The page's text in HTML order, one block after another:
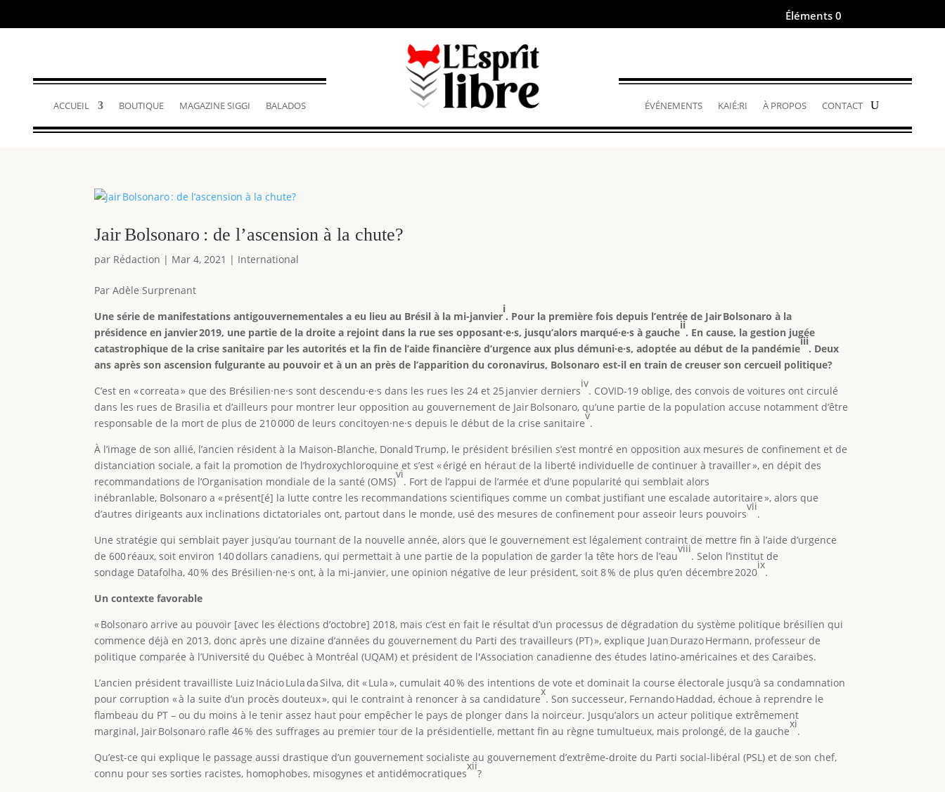
Éléments 0
ACCUEIL BOUTIQUE MAGAZINE SIGGI BALADOS ÉVÉNEMENTS KAIÉ:RI À PROPOS CONTACT
Jair Bolsonaro : de l’ascension à la chute?
par Rédaction | Mar 4, 2021 | International
Par Adèle Surprenant
Une série de manifestations antigouvernementales a eu lieu au Brésil à la mi-janvier
i
. Pour la première fois depuis l’entrée de Jair Bolsonaro à la
présidence en janvier 2019, une partie de la droite a rejoint dans la rue ses opposant·e·s, jusqu’alors marqué·e·s à gauche
ii
. En cause, la gestion jugée
catastrophique de la crise sanitaire par les autorités et la fin de l’aide financière d’urgence aux plus démuni·e·s, adoptée au début de la pandémie
iii
. Deux
ans après son ascension fulgurante au pouvoir et à un an près de l’apparition du coronavirus, Bolsonaro est-il en train de creuser son cercueil politique?
C’est en « correata » que des Brésilien·ne·s sont descendu·e·s dans les rues les 24 et 25 janvier derniers
iv
. COVID-19 oblige, des convois de voitures ont circulé
dans les rues de Brasilia et d’ailleurs pour montrer leur opposition au gouvernement de Jair Bolsonaro, qu’une partie de la population accuse notamment d’être
responsable de la mort de plus de 210 000 de leurs concitoyen·ne·s depuis le début de la crise sanitaire
v
.
À l’image de son allié, l’ancien résident à la Maison-Blanche, Donald Trump, le président brésilien s’est montré en opposition aux mesures de confinement et de
distanciation sociale, a fait la promotion de l’hydroxychloroquine et s’est « érigé en héraut de la liberté individuelle de continuer à travailler », en dépit des
recommandations de l’Organisation mondiale de la santé (OMS)
vi
. Fort de l’appui de l’armée et d’une popularité qui semblait alors
inébranlable, Bolsonaro a « présent[é] la lutte contre les recommandations scientifiques comme un combat justifiant une escalade autoritaire », alors que
d’autres dirigeants aux inclinations dictatoriales ont, partout dans le monde, usé des mesures de confinement pour asseoir leurs pouvoirs
vii
.
Une stratégie qui semblait payer jusqu’au tournant de la nouvelle année, alors que le gouvernement est légalement contraint de mettre fin à l’aide d’urgence
de 600 réaux, soit environ 140 dollars canadiens, qui permettait à une partie de la population de garder la tête hors de l’eau
viii
. Selon l’institut de
sondage Datafolha, 40 % des Brésilien·ne·s ont, à la mi-janvier, une opinion négative de leur président, soit 8 % de plus qu’en décembre 2020
ix
.
Un contexte favorable
« Bolsonaro arrive au pouvoir [avec les élections d’octobre] 2018, mais c’est en fait le résultat d’un processus de dégradation du système politique brésilien qui
commence déjà en 2013, donc après une dizaine d’années du gouvernement du Parti des travailleurs (PT) », explique Juan Durazo Hermann, professeur de
politique comparée à l’Université du Québec à Montréal (UQAM) et président de l'Association canadienne des études latino-américaines et des Caraïbes.
L’ancien président travailliste Luiz Inácio Lula da Silva, dit « Lula », cumulait 40 % des intentions de vote et dominait la course électorale jusqu’à sa condamnation
pour corruption « à la suite d’un procès douteux », qui le contraint à renoncer à sa candidature
x
. Son successeur, Fernando Haddad, échoue à reprendre le
flambeau du PT – ou du moins à le tenir assez haut pour empêcher le pays de plonger dans la noirceur. Jusqu’alors un acteur politique extrêmement
marginal, Jair Bolsonaro rafle 46 % des suffrages au premier tour de la présidentielle, mettant fin au règne tumultueux, mais prolongé, de la gauche
xi
.
Qu’est-ce qui explique le passage aussi drastique d’un gouvernement socialiste au gouvernement d’extrême-droite du Parti social-libéral (PSL) et de son chef,
connu pour ses sorties racistes, homophobes, misogynes et antidémocratiques
xii
?